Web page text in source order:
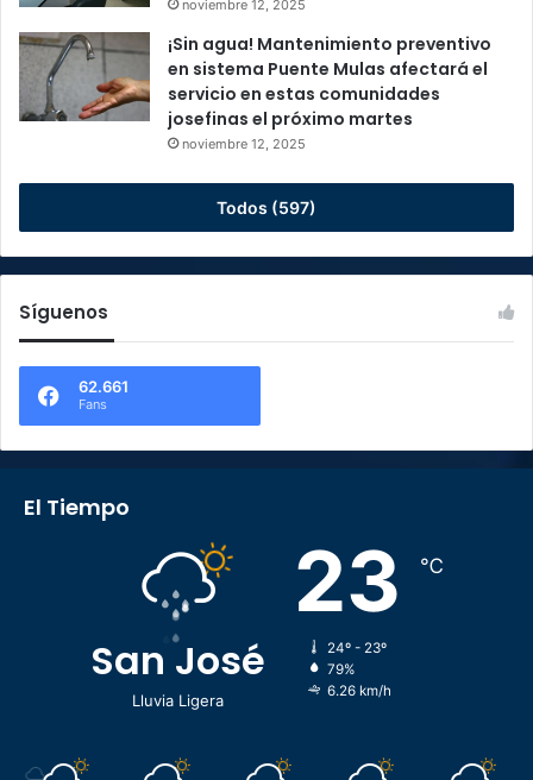
noviembre 12, 2025
¡Sin agua! Mantenimiento preventivo
en sistema Puente Mulas afectará el
servicio en estas comunidades
josefinas el próximo martes
noviembre 12, 2025
Todos (597)
Síguenos
62.661
Fans
El Tiempo
San José
Lluvia Ligera
23 ℃
24º - 23º
79%
6.26 km/h